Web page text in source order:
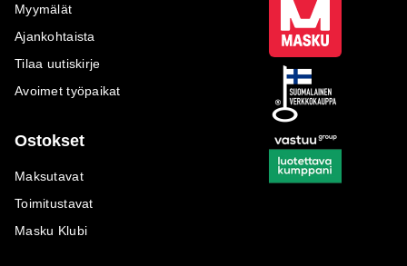
Myymälät
Ajankohtaista
Tilaa uutiskirje
Avoimet työpaikat
Ostokset
Maksutavat
Toimitustavat
Masku Klubi